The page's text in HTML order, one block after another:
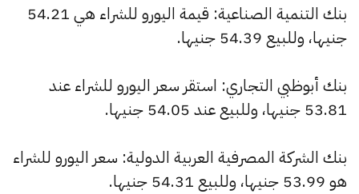
بنك التنمية الصناعية: قيمة اليورو للشراء هي 54.21
جنيها، وللبيع 54.39 جنيها.
بنك أبوظبي التجاري: استقر سعر اليورو للشراء عند
53.81 جنيها، وللبيع عند 54.05 جنيها.
بنك الشركة المصرفية العربية الدولية: سعر اليورو للشراء
هو 53.99 جنيها، وللبيع 54.31 جنيها.